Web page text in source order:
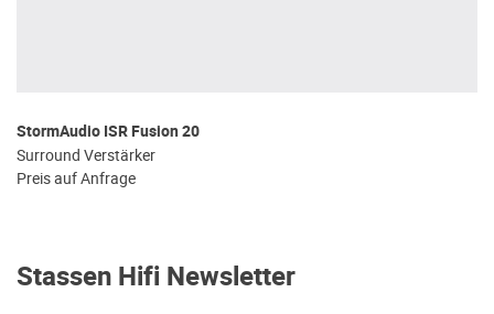
StormAudio ISR Fusion 20
Surround Verstärker
Preis auf Anfrage
Stassen Hifi Newsletter